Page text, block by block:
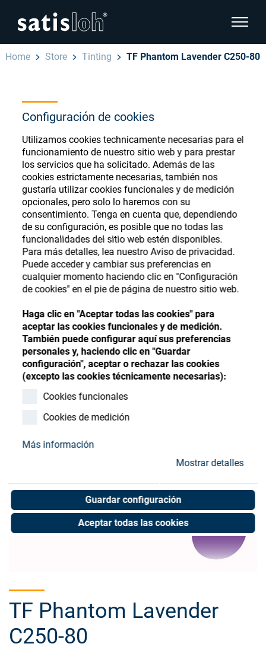
Configuración de cookies
Utilizamos cookies technicamente necesarias para el
funcionamiento de nuestro sitio web y para prestar
los servicios que ha solicitado. Además de las
cookies estrictamente necesarias, también nos
gustaría utilizar cookies funcionales y de medición
opcionales, pero solo lo haremos con su
consentimiento. Tenga en cuenta que, dependiendo
de su configuración, es posible que no todas las
funcionalidades del sitio web estén disponibles.
Para más detalles, lea nuestro Aviso de privacidad.
Puede acceder y cambiar sus preferencias en
cualquier momento haciendo clic en "Configuración
de cookies" en el pie de página de nuestro sitio web.
Haga clic en "Aceptar todas las cookies" para
aceptar las cookies funcionales y de medición.
También puede configurar aquí sus preferencias
personales y, haciendo clic en "Guardar
configuración", aceptar o rechazar las cookies
(excepto las cookies técnicamente necesarias):
Cookies funcionales
Cookies de medición
Más información
Mostrar detalles
Guardar configuración
Aceptar todas las cookies
show
Español
Oftálmica
Óptica de Precisión
Quiénes Somos
Carrera
Recursos
Contacto
Store
hide page navigation
English
Deutsch
汉语
Français
Home Store Tinting TF Phantom Lavender C250-80
Ophthalmic Consumables
Store
Register or Sign-in to access your accounts
and explore our wide range of ophthalmic
consumables
Register Sign-In
TF Phantom Lavender
C250-80